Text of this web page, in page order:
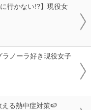
行かない!?】現役女
ラノーラ好き現役女子
える熱中症対策🍉